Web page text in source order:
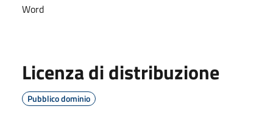
Word
Licenza di distribuzione
Pubblico dominio